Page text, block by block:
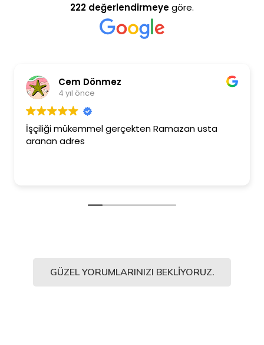
222 değerlendirmeyegöre.
Cem Dönmez
4 yıl önce
İşçiliği mükemmel gerçekten Ramazan usta
aranan adres
GÜZEL YORUMLARINIZI BEKLIYORUZ.